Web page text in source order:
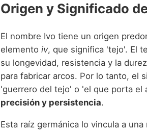
Origen y Significado
El nombre Ivo tiene un origen
elemento iv, que significa 'tejo'. El
su longevidad, resistencia y la
para fabricar arcos. Por lo tanto, el
'guerrero del tejo' o 'el que porta el
precisión y persistencia.
Esta raíz germánica lo vincula a